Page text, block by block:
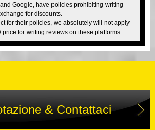
Google, have policies prohibiting writing
for discounts.
for their policies, we absolutely will not apply
price for writing reviews on these platforms.
& Contattaci